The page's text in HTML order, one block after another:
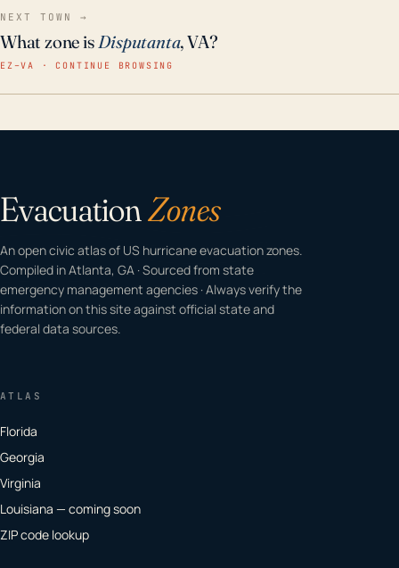
NEXT TOWN →
What zone isDisputanta, VA?
EZ–VA · CONTINUE BROWSING
EvacuationZones
An open civic atlas of US hurricane evacuation zones.
Compiled in Atlanta, GA · Sourced from state
emergency management agencies · Always verify the
information on this site against official state and
federal data sources.
ATLAS
Florida
Georgia
Virginia
Louisiana — coming soon
ZIP code lookup